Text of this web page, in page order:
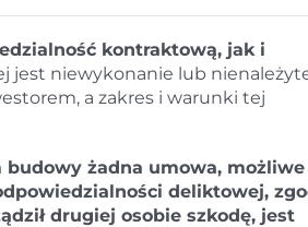
kontraktową, jak i
jest niewykonanie lub
a zakres i warunki tej
budowy żadna umowa,
deliktowej,
drugiej osobie szkodę, jest